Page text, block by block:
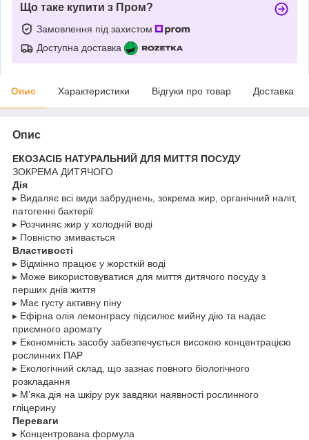
Що таке купити з Пром?
Замовлення під захистом
Доступна доставка
Опис Характеристики Відгуки про товар Доставка
Опис
EКОЗАСІБ НАТУРАЛЬНИЙ ДЛЯ МИТТЯ ПОСУДУ
ЗОКРЕМА ДИТЯЧОГО
Дія
▸ Видаляє всі види забруднень, зокрема жир, органічний наліт,
патогенні бактерії
▸ Розчиняє жир у холодній воді
▸ Повністю змивається
Властивості
▸ Відмінно працює у жорсткій воді
▸ Може використовуватися для миття дитячого посуду з
перших днів життя
▸ Має густу активну піну
▸ Ефірна олія лемонграсу підсилює мийну дію та надає
приємного аромату
▸ Економність засобу забезпечується високою концентрацією
рослинних ПАР
▸ Екологічний склад, що зазнає повного біологічного
розкладання
▸ М’яка дія на шкіру рук завдяки наявності рослинного
гліцерину
Переваги
▸ Концентрована формула